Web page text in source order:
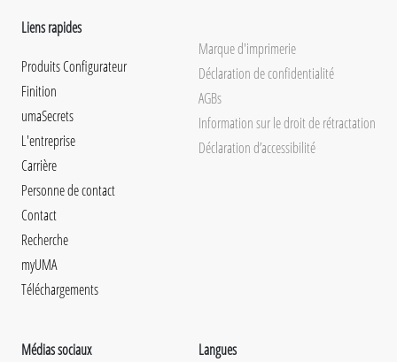
Liens rapides
Produits Configurateur
Finition
umaSecrets
L'entreprise
Carrière
Personne de contact
Contact
Recherche
myUMA
Téléchargements
Marque d'imprimerie
Déclaration de confidentialité
AGBs
Information sur le droit de rétractation
Déclaration d’accessibilité
Médias sociaux
Langues